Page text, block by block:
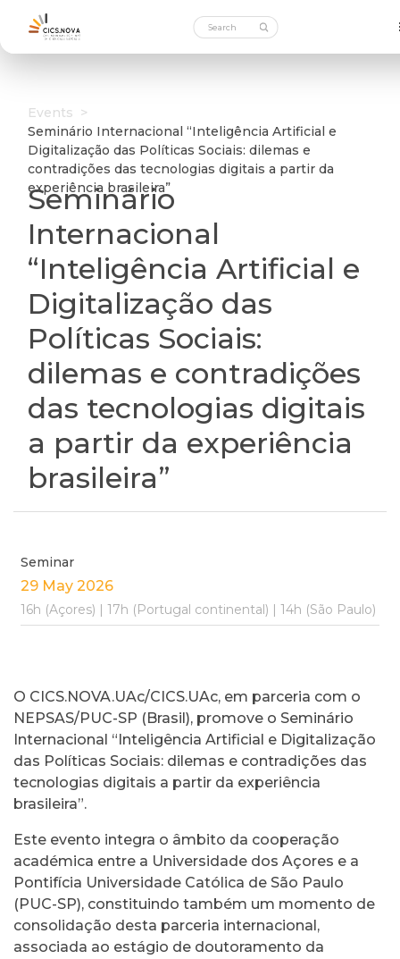
Events >
Seminário Internacional “Inteligência Artificial e
Digitalização das Políticas Sociais: dilemas e
contradições das tecnologias digitais a partir da
experiência brasileira”
Seminário
Internacional
“Inteligência Artificial e
Digitalização das
Políticas Sociais:
dilemas e contradições
das tecnologias digitais
a partir da experiência
brasileira”
O CICS.NOVA.UAc/CICS.UAc, em parceria com o
NEPSAS/PUC-SP (Brasil), promove o Seminário
Internacional “Inteligência Artificial e Digitalização
das Políticas Sociais: dilemas e contradições das
tecnologias digitais a partir da experiência
brasileira”.
Este evento integra o âmbito da cooperação
académica entre a Universidade dos Açores e a
Pontifícia Universidade Católica de São Paulo
(PUC-SP), constituindo também um momento de
consolidação desta parceria internacional,
associada ao estágio de doutoramento da
Seminar
29 May 2026
16h (Açores) | 17h (Portugal continental) | 14h (São Paulo)